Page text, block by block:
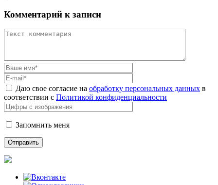
Комментарий к записи
Даю свое согласие на обработку персональных данных в
соответствии с Политикой конфиденциальности
Запомнить меня